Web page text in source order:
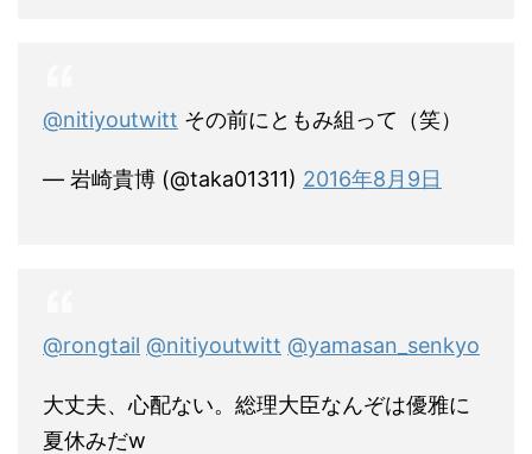
@nitiyoutwitt その前にともみ組って（笑）
— 岩崎貴博 (@taka01311) 2016年8月9日
@rongtail @nitiyoutwitt @yamasan_senkyo
大丈夫、心配ない。総理大臣なんぞは優雅に
夏休みだw